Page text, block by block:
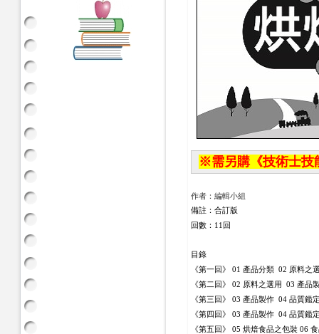
※需另購《技術士技
作者：編輯小組
備註：合訂版
回數：11回
目錄
《第一回》 01 產品分類 02 原料之
《第二回》 02 原料之選用 03 產品
《第三回》 03 產品製作 04 品質鑑
《第四回》 03 產品製作 04 品質鑑
《第五回》 05 烘焙食品之包裝 06